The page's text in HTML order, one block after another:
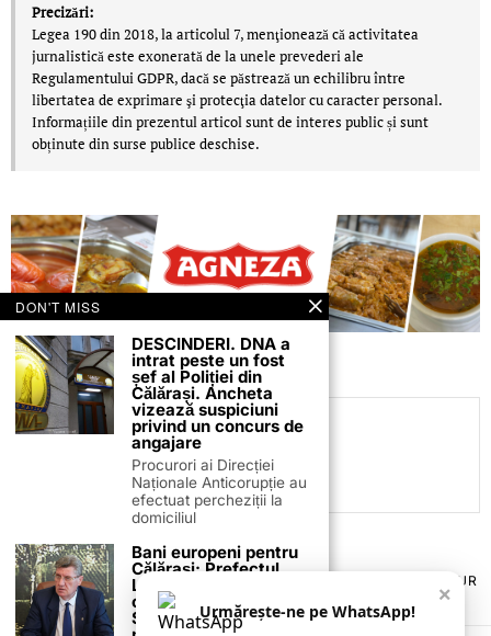
Precizări:
Legea 190 din 2018, la articolul 7, menţionează că activitatea
jurnalistică este exonerată de la unele prevederi ale
Regulamentului GDPR, dacă se păstrează un echilibru între
libertatea de exprimare şi protecţia datelor cu caracter personal.
Informațiile din prezentul articol sunt de interes public și sunt
obținute din surse publice deschise.
C.C
TERMENI ȘI CONDIȚII
POLITICA DE ANULARE & RETUR
PUBLICITATE ONLINE & TIPĂRITĂ
CONTACT
ZIARUL ANUNȚUL CĂLĂRĂȘEAN
×
Urmărește-ne pe WhatsApp!
DON'T MISS
DESCINDERI. DNA a
intrat peste un fost
șef al Poliției din
Călărași. Ancheta
vizează suspiciuni
privind un concurs de
angajare
Procurori ai Direcției
Naționale Anticorupție au
efectuat percheziții la
domiciliul
Bani europeni pentru
Călărași: Prefectul
Laurențiu State anunță
colaborarea cu ADR
Sud-Muntenia pentru